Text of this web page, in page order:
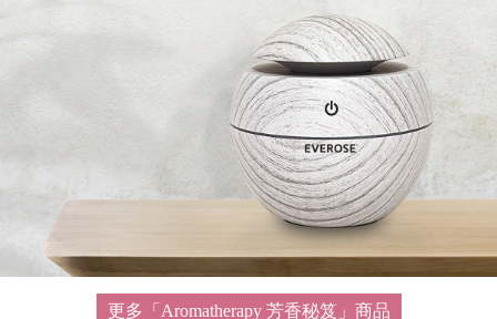
更多「Aromatherapy 芳香秘笈」商品